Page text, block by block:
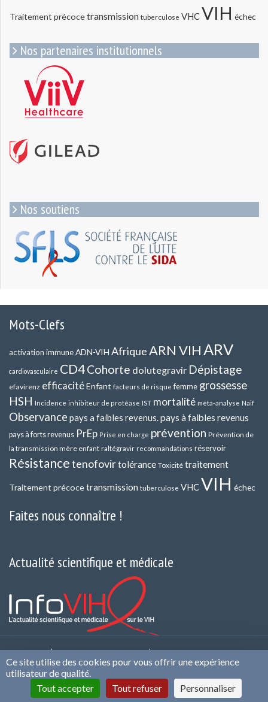
Traitement précocetransmission tuberculose VHCVIH échec
Nos partenaires institutionnels
Nos soutiens
Mots-Clefs
activation immuneADN-VIH AfriqueARN VIHARV
cardiovasculaire CD4Cohorte dolutegravir Dépistage
efavirenz efficacitéEnfant facteurs de risque femme grossesse
HSH Incidence inhibiteur de protéase IST mortalité méta-analyse Naif
Observance pays a faibles revenus.pays à faibles revenus
pays à forts revenus PrEp Prise en charge prévention Prévention de
la transmission mère enfant raltégravir recommandations réservoir
Résistancetenofovirtolérance Toxicité traitement
Traitement précocetransmission tuberculose VHCVIH échec
Faites nous connaître !
Actualité scientifique et médicale
confidentialité et de Protection des Données
Mentions
légales et CGU
Infos cookies
Conflits d’intérêts
Plan du site
Ce site utilise des cookies pour vous offrir une expérience
utilisateur de qualité.
Tout accepter
Tout refuser
Personnaliser